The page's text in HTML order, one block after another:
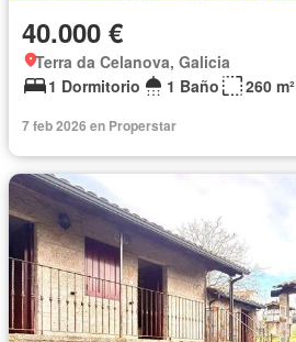
40.000 €
Terra da Celanova, Galicia
1 Dormitorio
1 Baño 260 m²
7 feb 2026 en Properstar